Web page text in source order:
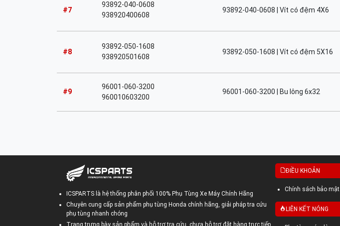
#7
93892-040-0608
938920400608
93892-040-0608 | Vít có đệm 4X6
#8
93892-050-1608
938920501608
93892-050-1608 | Vít có đệm 5X16
#9
96001-060-3200
960010603200
96001-060-3200 | Bu lông 6x32
ICSPARTS là hệ thống phân phối 100% Phụ Tùng Xe Máy Chính Hãng
Chuyên cung cấp sản phẩm phụ tùng Honda chính hãng, giải pháp tra cứu
phụ tùng nhanh chóng
Trang trưng bày sản phẩm và hỗ trợ tra cứu, chưa hỗ trợ đặt hàng trực tiếp
ĐIỀU KHOẢN
Chính sách bảo mật
LIÊN KẾT NÓNG